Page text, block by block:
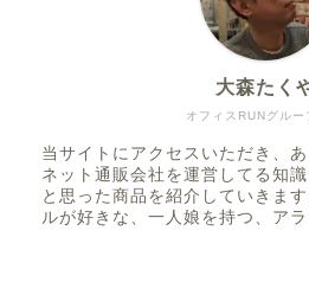
オフィスRUNグルー
大森たく
当サイトにアクセスいただき、
ネット通販会社を運営してる知
と思った商品を紹介していきま
ルが好きな、一人娘を持つ、アラ